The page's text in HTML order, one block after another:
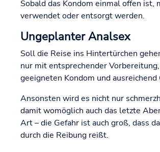
Sobald das Kondom einmal offen ist,
verwendet oder entsorgt werden.
Ungeplanter Analsex
Soll die Reise ins Hintertürchen
nur mit entsprechender
geeigneten Kondom und
Ansonsten wird es nicht nur
damit womöglich auch das letzte
Art – die Gefahr ist auch groß, dass
durch die Reibung reißt.